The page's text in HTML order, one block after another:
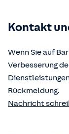
Kontakt
Wenn Sie auf
Verbesserung
Rückmeldung.
Nachricht